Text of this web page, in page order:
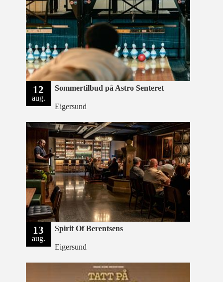
12
aug.
Sommertilbud på Astro Senteret
Eigersund
13
aug.
Spirit Of Berentsens
Eigersund